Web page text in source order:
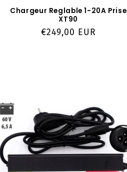
Chargeur Reglable 1-20A Prise
XT90
Prix
€249,00 EUR